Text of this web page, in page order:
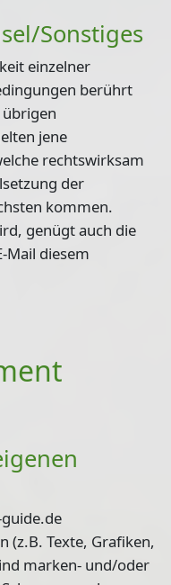
Sonstiges
einzelner
berührt
jene
rechtswirksam
der
kommen.
genügt auch die
Mail diesem
(z.B. Texte, Grafiken,
marken- und/oder